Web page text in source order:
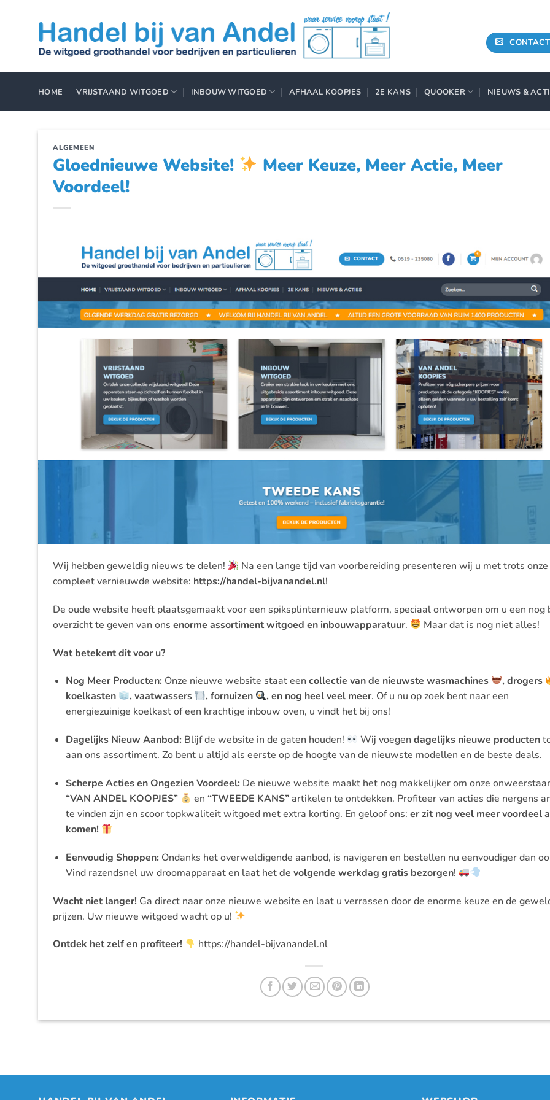
CONTACT
HOME VRIJSTAAND WITGOED INBOUW WITGOED AFHAAL KOOPJES 2E KANS QUOOKER NIEUWS &
ALGEMEEN
Gloednieuwe Website!
Meer Keuze, Meer Actie, Meer
Voordeel!
Wij hebben geweldig nieuws te delen!
Na een lange tijd van voorbereiding presenteren wij u met trots onze
compleet vernieuwde website: https://handel-bijvanandel.nl!
De oude website heeft plaatsgemaakt voor een spiksplinternieuw platform, speciaal ontworpen om u een nog
overzicht te geven van ons enorme assortiment witgoed en inbouwapparatuur. Maar dat is nog niet alles!
Wat betekent dit voor u?
Nog Meer Producten: Onze nieuwe website staat een collectie van de nieuwste wasmachines , drogers
koelkasten
, vaatwassers , fornuizen , en nog heel veel meer. Of u nu op zoek bent naar een
energiezuinige koelkast of een krachtige inbouw oven, u vindt het bij ons!
Dagelijks Nieuw Aanbod: Blijf de website in de gaten houden! Wij voegendagelijks nieuwe producten
aan ons assortiment. Zo bent u altijd als eerste op de hoogte van de nieuwste modellen en de beste deals.
Scherpe Acties en Ongezien Voordeel: De nieuwe website maakt het nog makkelijker om onze
“VAN ANDEL KOOPJES”
en“TWEEDE KANS” artikelen te ontdekken. Profiteer van acties die nergens
te vinden zijn en scoor topkwaliteit witgoed met extra korting. En geloof ons: er zit nog veel meer voordeel
komen!
Eenvoudig Shoppen: Ondanks het overweldigende aanbod, is navigeren en bestellen nu eenvoudiger dan
Vind razendsnel uw droomapparaat en laat hetde volgende werkdag gratis bezorgen!
Wacht niet langer! Ga direct naar onze nieuwe website en laat u verrassen door de enorme keuze en de
prijzen. Uw nieuwe witgoed wacht op u!
Ontdek het zelf en profiteer! https://handel-bijvanandel.nl